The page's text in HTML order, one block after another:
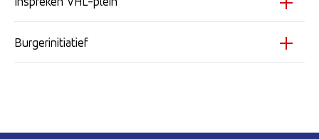
Burgerinitiatief